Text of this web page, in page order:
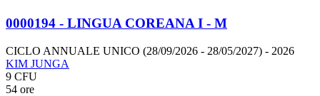
0000194 - LINGUA COREANA I - M
CICLO ANNUALE UNICO (28/09/2026 - 28/05/2027) - 2026
KIM JUNGA
9 CFU
54 ore